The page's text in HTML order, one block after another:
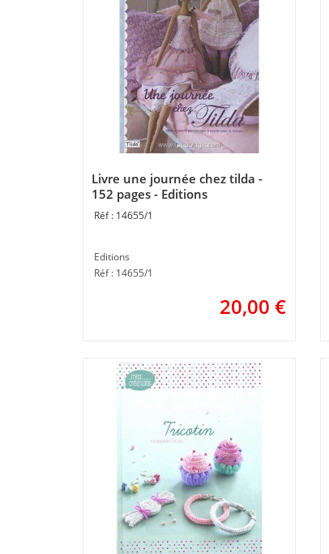
Livre une journée chez tilda -
152 pages - Editions
14655/1
Editions
Réf : 14655/1
20,00 €